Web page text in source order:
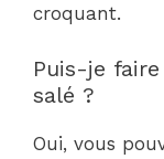
croquant.
Puis-je
salé ?
Oui, vous